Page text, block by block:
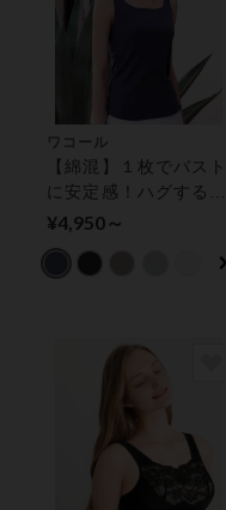
ワコール
【綿混】１枚でバスト
に安定感！ハグするブ
ラトップ カップ付き
¥4,950～